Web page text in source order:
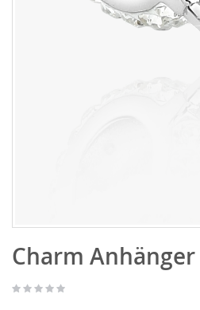
Anfang
der
springen
Charm Anhänger